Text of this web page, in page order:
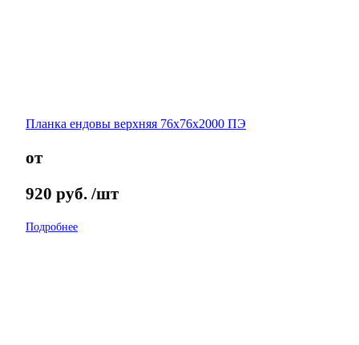
Планка ендовы верхняя 76х76х2000 ПЭ
от
920 руб. /шт
Подробнее